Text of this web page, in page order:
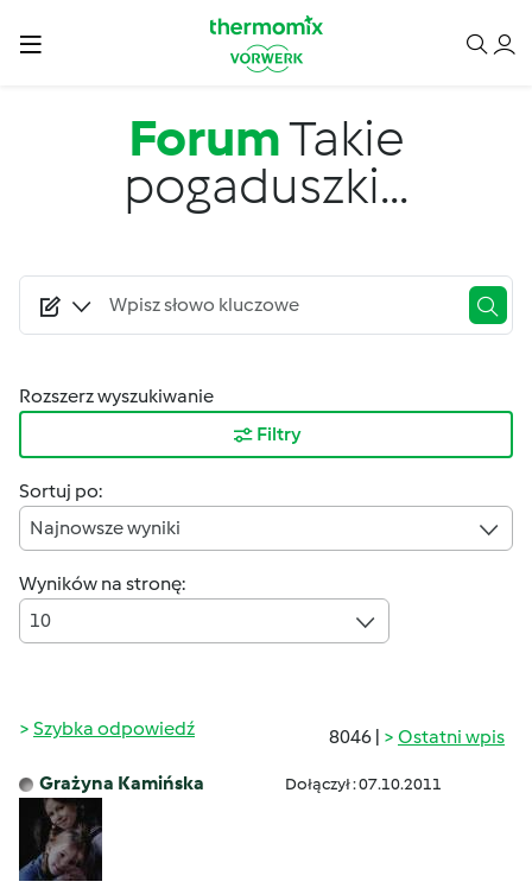
ForumTakie
pogaduszki...
Rozszerz wyszukiwanie
Filtry
Sortuj po:
Najnowsze wyniki
Wyników na stronę:
10
8046 | Ostatni wpis
Szybka odpowiedź
Grażyna Kamińska Dołączył : 07.10.2011